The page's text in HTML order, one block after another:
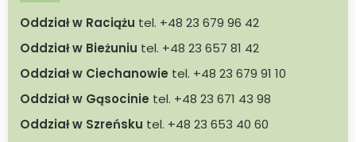
Oddział w Raciążu tel. +48 23 679 96 42
Oddział w Bieżuniu tel. +48 23 657 81 42
Oddział w Ciechanowie tel. +48 23 679 91 10
Oddział w Gąsocinie tel. +48 23 671 43 98
Oddział w Szreńsku tel. +48 23 653 40 60